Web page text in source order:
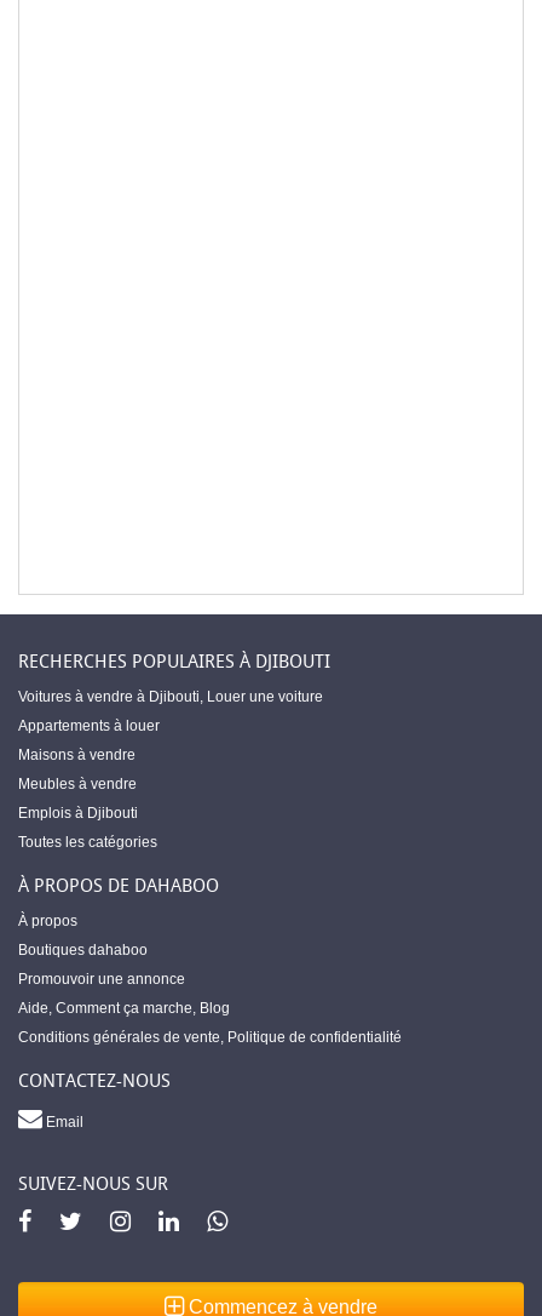
RECHERCHES POPULAIRES À DJIBOUTI
Voitures à vendre à Djibouti, Louer une voiture
Appartements à louer
Maisons à vendre
Meubles à vendre
Emplois à Djibouti
Toutes les catégories
À PROPOS DE DAHABOO
À propos
Boutiques dahaboo
Promouvoir une annonce
Aide, Comment ça marche, Blog
Conditions générales de vente, Politique de confidentialité
CONTACTEZ-NOUS
Email
SUIVEZ-NOUS SUR
Commencez à vendre